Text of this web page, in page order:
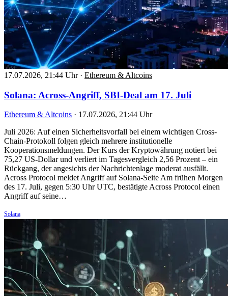
17.07.2026, 21:44 Uhr · Ethereum & Altcoins
Solana: Across-Angriff, SBI-Deal am 17. Juli
Ethereum & Altcoins · 17.07.2026, 21:44 Uhr
Juli 2026: Auf einen Sicherheitsvorfall bei einem wichtigen Cross-
Chain-Protokoll folgen gleich mehrere institutionelle
Kooperationsmeldungen. Der Kurs der Kryptowährung notiert bei
75,27 US-Dollar und verliert im Tagesvergleich 2,56 Prozent – ein
Rückgang, der angesichts der Nachrichtenlage moderat ausfällt.
Across Protocol meldet Angriff auf Solana-Seite Am frühen Morgen
des 17. Juli, gegen 5:30 Uhr UTC, bestätigte Across Protocol einen
Angriff auf seine…
Solana